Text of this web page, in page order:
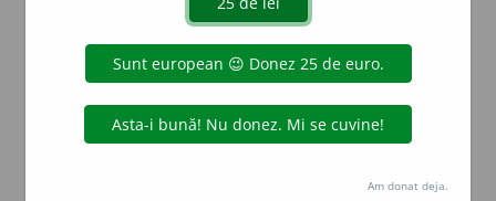
info
Aceste definiții sunt compilate de
echipa dexonline. Definițiile
originale se află pe filadefiniții.
preferințe
Am donat deja.